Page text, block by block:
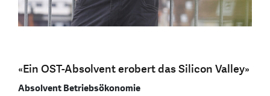
«Ein OST-Absolvent erobert das Silicon Valley»
Absolvent Betriebsökonomie